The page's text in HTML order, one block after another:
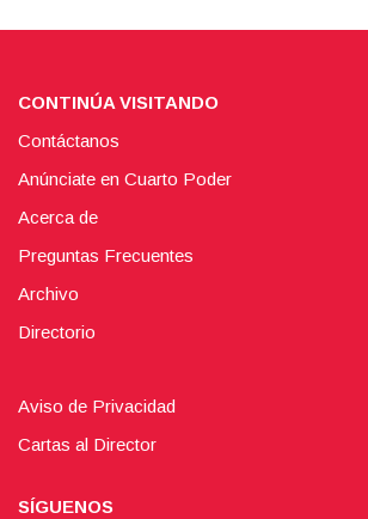
CONTINÚA VISITANDO
Contáctanos
Anúnciate en Cuarto Poder
Acerca de
Preguntas Frecuentes
Archivo
Directorio
Aviso de Privacidad
Cartas al Director
SÍGUENOS